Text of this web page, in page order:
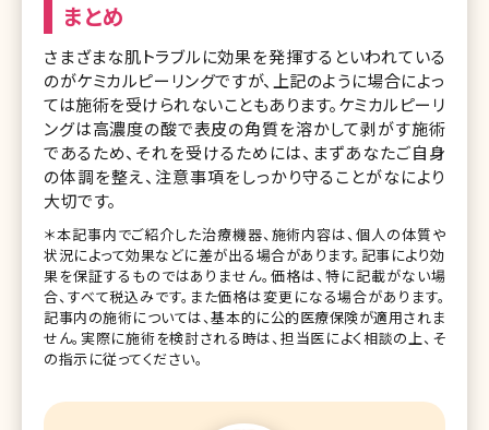
まとめ
さまざまな肌トラブルに効果を発揮するといわれている
のがケミカルピーリングですが、上記のように場合によっ
ては施術を受けられないこともあります。ケミカルピーリ
ングは高濃度の酸で表皮の角質を溶かして剥がす施術
であるため、それを受けるためには、まずあなたご自身
の体調を整え、注意事項をしっかり守ることがなにより
大切です。
＊本記事内でご紹介した治療機器、施術内容は、個人の体質や
状況によって効果などに差が出る場合があります。記事により効
果を保証するものではありません。価格は、特に記載がない場
合、すべて税込みです。また価格は変更になる場合があります。
記事内の施術については、基本的に公的医療保険が適用されま
せん。実際に施術を検討される時は、担当医によく相談の上、そ
の指示に従ってください。